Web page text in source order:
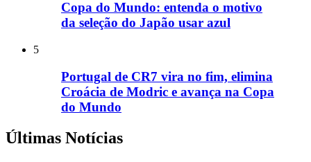
Copa do Mundo: entenda o motivo
da seleção do Japão usar azul
5
Portugal de CR7 vira no fim, elimina
Croácia de Modric e avança na Copa
do Mundo
Últimas Notícias